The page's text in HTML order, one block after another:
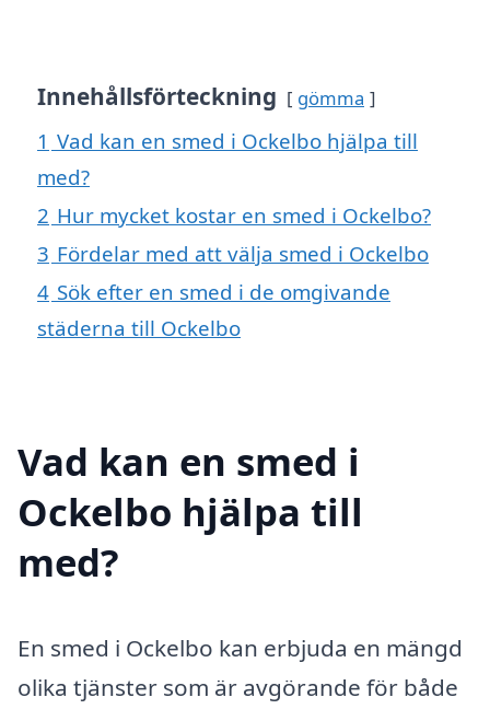
Innehållsförteckning gömma
1 Vad kan en smed i Ockelbo hjälpa till
med?
2 Hur mycket kostar en smed i Ockelbo?
3 Fördelar med att välja smed i Ockelbo
4 Sök efter en smed i de omgivande
städerna till Ockelbo
Vad kan en smed i
Ockelbo hjälpa till
med?
En smed i Ockelbo kan erbjuda en mängd
olika tjänster som är avgörande för både